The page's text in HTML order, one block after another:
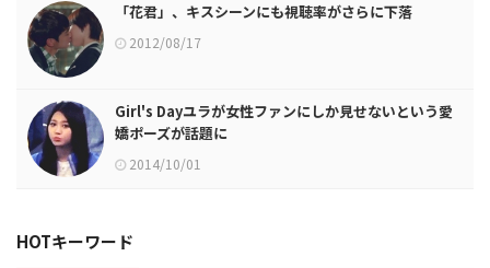
「花君」、キスシーンにも視聴率がさらに下落
2012/08/17
Girl's Dayユラが女性ファンにしか見せないという愛
嬌ポーズが話題に
2014/10/01
HOTキーワード